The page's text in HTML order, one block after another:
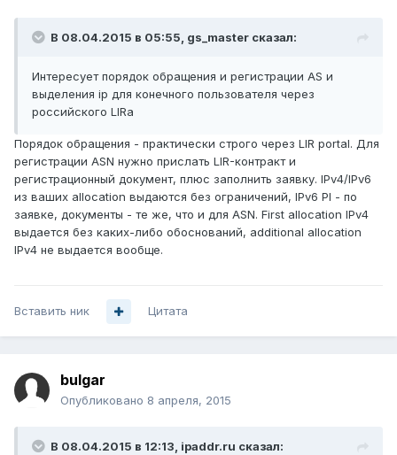
В 08.04.2015 в 05:55, gs_master сказал:
Интересует порядок обращения и регистрации AS и
выделения ip для конечного пользователя через
российского LIRa
Порядок обращения - практически строго через LIR portal. Для
регистрации ASN нужно прислать LIR-контракт и
регистрационный документ, плюс заполнить заявку. IPv4/IPv6
из ваших allocation выдаются без ограничений, IPv6 PI - по
заявке, документы - те же, что и для ASN. First allocation IPv4
выдается без каких-либо обоснований, additional allocation
IPv4 не выдается вообще.
Вставить ник Цитата
bulgar
Опубликовано 8 апреля, 2015
В 08.04.2015 в 12:13, ipaddr.ru сказал: